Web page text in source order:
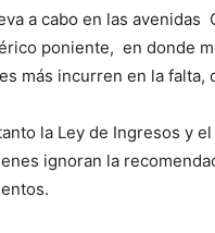
a cabo en las avenidas
poniente, en donde
más incurren en la falta,
la Ley de Ingresos y
ignoran la